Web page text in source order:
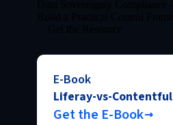
E-Book
Liferay-vs-Contentful
Get the E-Book